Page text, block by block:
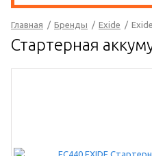
Главная / Бренды / Exide /
Стартерная